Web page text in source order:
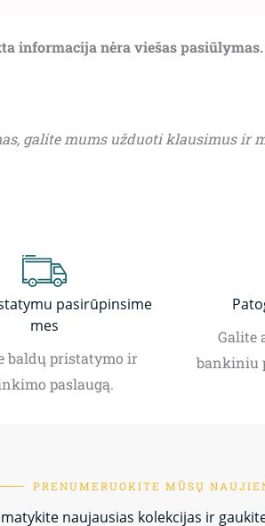
informacija nėra viešas pasiūlymas.
galite mums užduoti klausimus ir
pasirūpinsime
mes
baldų pristatymo ir
paslaugą.
Galite
bankiniu
PRENUMERUOKITE MŪSŲ
naujausias kolekcijas ir